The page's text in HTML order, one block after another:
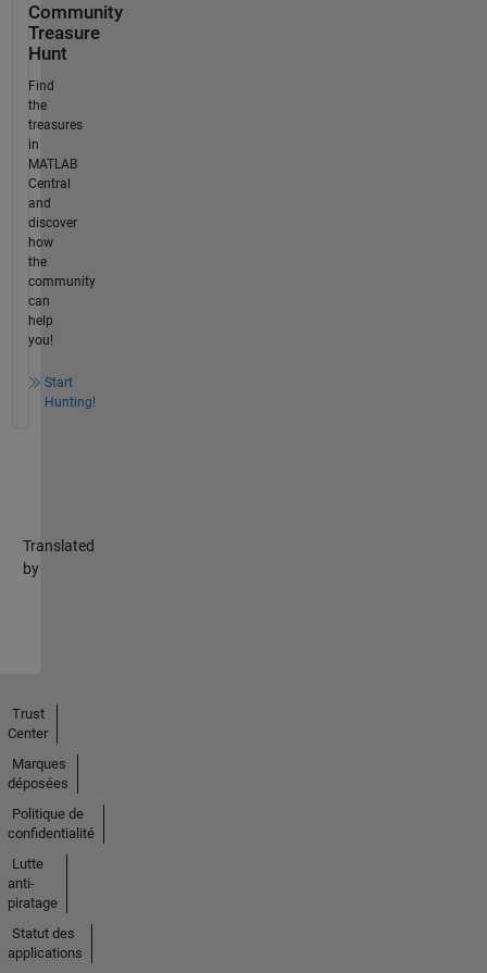
Community
Treasure
Hunt
Find
the
treasures
in
MATLAB
Central
and
discover
how
the
community
can
help
you!
Start
Hunting!
Translated
by
Trust
Center
Marques
déposées
Politique de
confidentialité
Lutte
anti-
piratage
Statut des
applications